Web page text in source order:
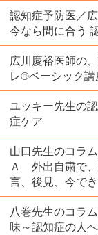
認知症予防医／
今なら間に合う
広川慶裕医師の
レ®️ベーシック講
ユッキー先生の
症ケア
山口先生のコラ
Ａ 外出自粛で
言、後見、今で
八巻先生のコラ
味～認知症の人